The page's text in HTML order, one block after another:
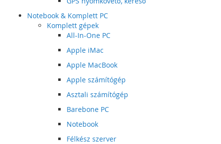
Notebook & Komplett PC
Komplett gépek
All-In-One PC
Apple iMac
Apple MacBook
Apple számítógép
Asztali számítógép
Barebone PC
Notebook
Félkész szerver